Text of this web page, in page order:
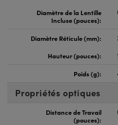
Diamètre de la Lentille
Incluse (pouces):
Diamètre Réticule (mm):
Hauteur (pouces):
Poids (g):
Propriétés optiques
Distance de Travail
(pouces):